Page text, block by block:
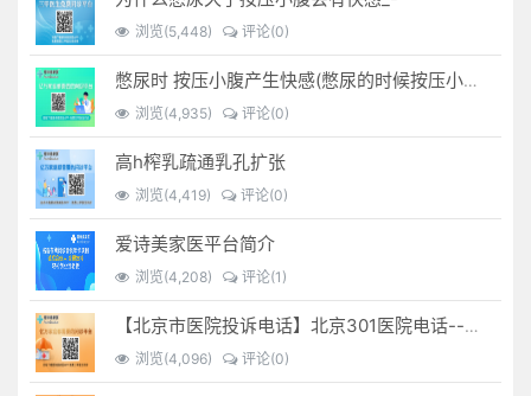
浏览(5,448) 评论(0)
憋尿时 按压小腹产生快感(憋尿的时候按压小腹是什么感觉)
浏览(4,935) 评论(0)
高h榨乳疏通乳孔扩张
浏览(4,419) 评论(0)
爱诗美家医平台简介
浏览(4,208) 评论(1)
【北京市医院投诉电话】北京301医院电话--(北京301医院投诉电话多少)
浏览(4,096) 评论(0)